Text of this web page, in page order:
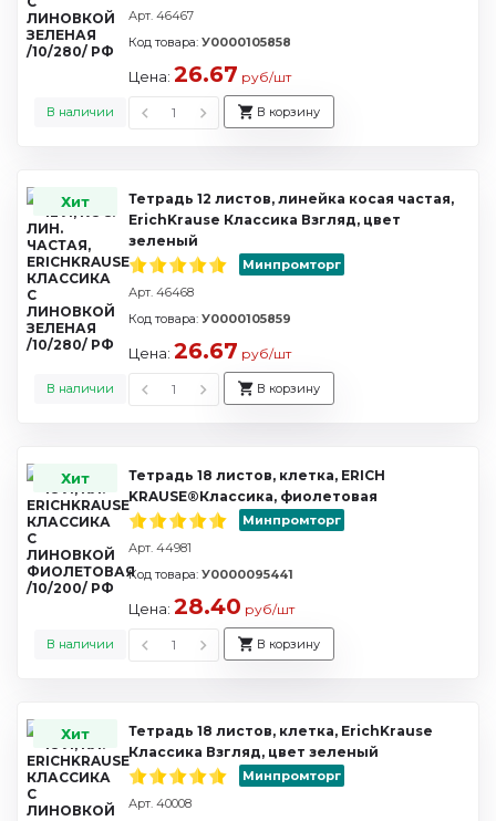
Арт. 46467
В наличии
Код товара: У0000105858
Цена: 26.67 руб/шт
В корзину
Хит
Тетрадь 12 листов, линейка косая частая,
ErichKrause Классика Взгляд, цвет
зеленый
Минпромторг
Арт. 46468
В наличии
Код товара: У0000105859
Цена: 26.67 руб/шт
В корзину
Хит
Тетрадь 18 листов, клетка, ERICH
KRAUSE®Классика, фиолетовая
Минпромторг
Арт. 44981
В наличии
Код товара: У0000095441
Цена: 28.40 руб/шт
В корзину
Хит
Тетрадь 18 листов, клетка, ErichKrause
Классика Взгляд, цвет зеленый
Минпромторг
Арт. 40008